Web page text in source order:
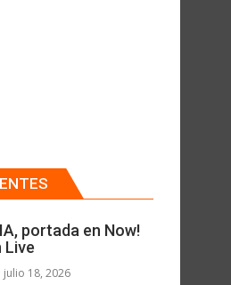
portada en Now!
Live
julio 18, 2026